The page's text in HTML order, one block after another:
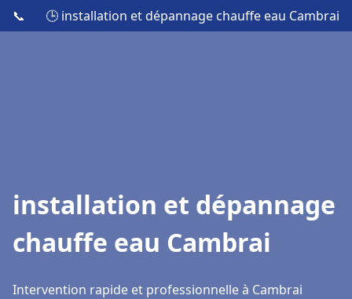
📞 🕒 installation et dépannage chauffe eau Cambrai
installation et dépannage
chauffe eau Cambrai
Intervention rapide et professionnelle à Cambrai